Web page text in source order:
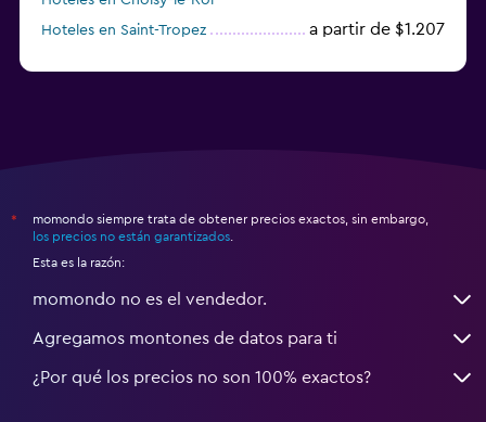
Hoteles en Saint-Tropez
a partir de $1.207
*
momondo siempre trata de obtener precios exactos, sin embargo,
los precios no están garantizados
Esta es la razón:
momondo no es el vendedor.
Agregamos montones de datos para ti
¿Por qué los precios no son 100% exactos?